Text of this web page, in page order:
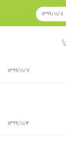
1399/11/8
1399/11/7
1399/11/4